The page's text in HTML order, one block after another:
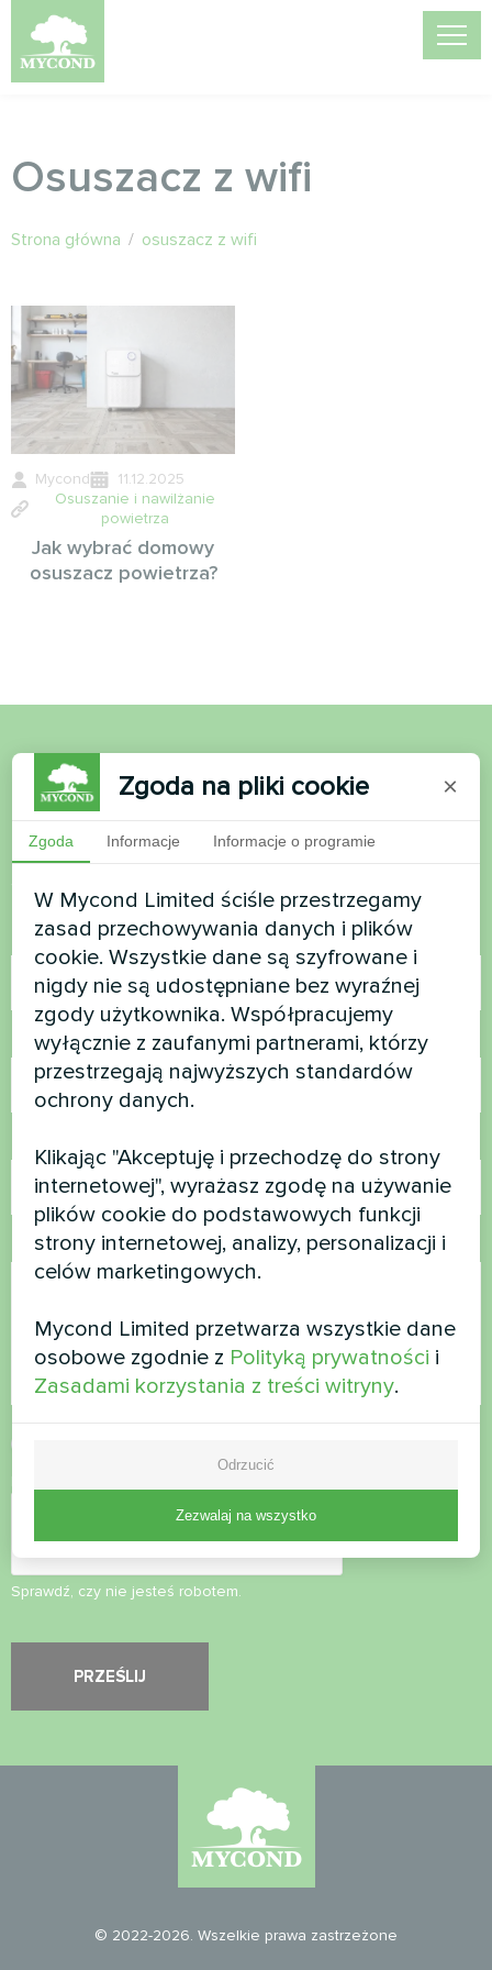
Osuszacz z wifi
Strona główna / osuszacz z wifi
Mycond
11.12.2025
Osuszanie i nawilżanie
powietrza
Jak wybrać domowy
osuszacz powietrza?
Chcesz kupić lub masz
pytania?
Nazwa
Numer telefonu
Komentarz
Sprawdź, czy nie jesteś robotem.
© 2022-2026. Wszelkie prawa zastrzeżone
Zgoda na pliki cookie ×
Zgoda Informacje Informacje o programie
W Mycond Limited ściśle przestrzegamy
zasad przechowywania danych i plików
cookie. Wszystkie dane są szyfrowane i
nigdy nie są udostępniane bez wyraźnej
zgody użytkownika. Współpracujemy
wyłącznie z zaufanymi partnerami, którzy
przestrzegają najwyższych standardów
ochrony danych.
Klikając "Akceptuję i przechodzę do strony
internetowej", wyrażasz zgodę na używanie
plików cookie do podstawowych funkcji
strony internetowej, analizy, personalizacji i
celów marketingowych.
Mycond Limited przetwarza wszystkie dane
osobowe zgodnie z Polityką prywatności i
Zasadami korzystania z treści witryny.
Odrzucić
Zezwalaj na wszystko